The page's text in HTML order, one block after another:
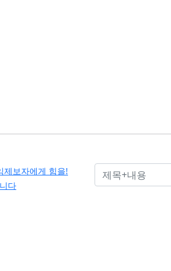
보자에게 힘을!
다